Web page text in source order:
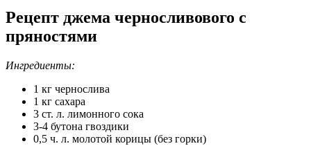
Рецепт джема черносливового с
пряностями
Ингредиенты:
1 кг чернослива
1 кг сахара
3 ст. л. лимонного сока
3-4 бутона гвоздики
0,5 ч. л. молотой корицы (без горки)